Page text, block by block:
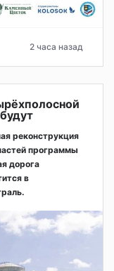
2 часа назад
реконструкция
программы
дорога
в